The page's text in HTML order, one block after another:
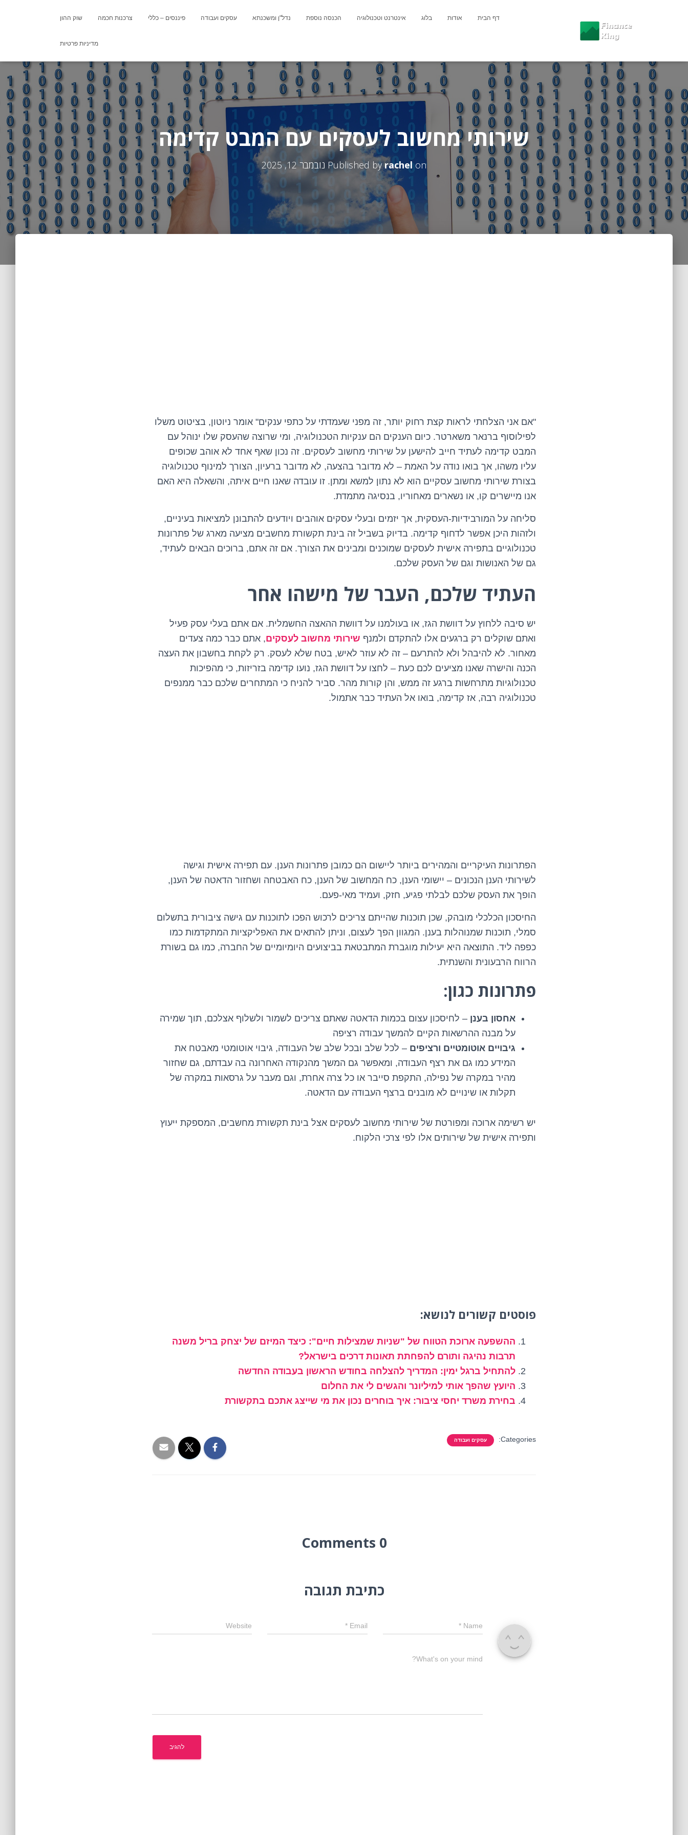
דף הבית אודות בלוג אינטרנט וטכנולוגיה הכנסה נוספת נדל"ן ומשכנתא עסקים ועבודה פיננסים – כללי צרכנות חכמה שוק ההון
מדיניות פרטיות
שירותי מחשוב לעסקים עם המבט קדימה
Published byrachelon נובמבר 12, 2025
"אם אני הצלחתי לראות קצת רחוק יותר, זה מפני שעמדתי על כתפי ענקים" אומר ניוטון, בציטוט משלו
לפילוסוף ברנאר משארטר. כיום הענקים הם ענקיות הטכנולוגיה, ומי שרוצה שהעסק שלו ינוהל עם
המבט קדימה לעתיד חייב להישען על שירותי מחשוב לעסקים. זה נכון שאף אחד לא אוהב שכופים
עליו משהו, אך בואו נודה על האמת – לא מדובר בהצעה, לא מדובר ברעיון, הצורך למינוף טכנולוגיה
בצורת שירותי מחשוב עסקיים הוא לא נתון למשא ומתן. זו עובדה שאנו חיים איתה, והשאלה היא האם
אנו מיישרים קו, או נשארים מאחוריו, בנסיגה מתמדת.
סליחה על המורבידיות-העסקית, אך יזמים ובעלי עסקים אוהבים ויודעים להתבונן למציאות בעיניים,
ולזהות היכן אפשר לדחוף קדימה. בדיוק בשביל זה בינת תקשורת מחשבים מציעה מארג של פתרונות
טכנולוגיים בתפירה אישית לעסקים שמוכנים ומבינים את הצורך. אם זה אתם, ברוכים הבאים לעתיד,
גם של האנושות וגם של העסק שלכם.
העתיד שלכם, העבר של מישהו אחר
יש סיבה ללחוץ על דוושת הגז, או בעולמנו על דוושת ההאצה החשמלית. אם אתם בעלי עסק פעיל
ואתם שוקלים רק ברגעים אלו להתקדם ולמנף שירותי מחשוב לעסקים, אתם כבר כמה צעדים
מאחור. לא להיבהל ולא להתרעם – זה לא עוזר לאיש, בטח שלא לעסק. רק לקחת בחשבון את העצה
הכנה והישרה שאנו מציעים לכם כעת – לחצו על דוושת הגז, נועו קדימה בזריזות, כי מהפיכות
טכנולוגיות מתרחשות ברגע זה ממש, והן קורות מהר. סביר להניח כי המתחרים שלכם כבר ממנפים
טכנולוגיה רבה, אז קדימה, בואו אל העתיד כבר אתמול.
הפתרונות העיקריים והמהירים ביותר ליישום הם כמובן פתרונות הענן. עם תפירה אישית וגישה
לשירותי הענן הנכונים – יישומי הענן, כח המחשוב של הענן, כח האבטחה ושחזור הדאטה של הענן,
הופך את העסק שלכם לבלתי פגיע, חזק, ועמיד מאי-פעם.
החיסכון הכלכלי מובהק, שכן תוכנות שהייתם צריכים לרכוש הפכו לתוכנות עם גישה ציבורית בתשלום
סמלי, תוכנות שמנוהלות בענן. המגוון הפך לעצום, וניתן להתאים את האפליקציות המתקדמות כמו
כפפה ליד. התוצאה היא יעילות מוגברת המתבטאת בביצועים היומיומיים של החברה, כמו גם בשורת
הרווח הרבעונית והשנתית.
פתרונות כגון:
אחסון בענן – לחיסכון עצום בכמות הדאטה שאתם צריכים לשמור ולשלוף אצלכם, תוך שמירה
על מבנה ההרשאות הקיים להמשך עבודה רציפה
גיבויים אוטומטיים ורציפים – לכל שלב ובכל שלב של העבודה, גיבוי אוטומטי מאבטח את
המידע כמו גם את רצף העבודה, ומאפשר גם המשך מהנקודה האחרונה בה עבדתם, גם שחזור
מהיר במקרה של נפילה, התקפת סייבר או כל צרה אחרת, וגם מעבר על גרסאות במקרה של
תקלות או שינויים לא מובנים ברצף העבודה עם הדאטה.
יש רשימה ארוכה ומפורטת של שירותי מחשוב לעסקים אצל בינת תקשורת מחשבים, המספקת ייעוץ
ותפירה אישית של שירותים אלו לפי צרכי הלקוח.
פוסטים קשורים לנושא:
ההשפעה ארוכת הטווח של "שניות שמצילות חיים": כיצד המיזם של יצחק בריל משנה
תרבות נהיגה ותורם להפחתת תאונות דרכים בישראל?
להתחיל ברגל ימין: המדריך להצלחה בחודש הראשון בעבודה החדשה
היועץ שהפך אותי למיליונר והגשים לי את החלום
בחירת משרד יחסי ציבור: איך בוחרים נכון את מי שייצג אתכם בתקשורת
Categories: עסקים ועבודה
0 Comments
כתיבת תגובה
Name
*
Email
*
Website
What's on your mind?